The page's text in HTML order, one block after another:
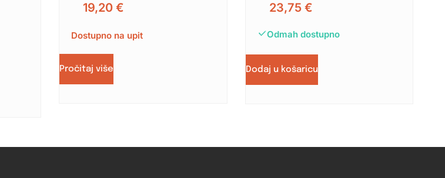
19,20 €
Dostupno na upit
Pročitaj više
23,75 €
Odmah dostupno
Dodaj u košaricu